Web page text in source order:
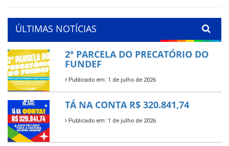
ÚLTIMAS NOTÍCIAS
2ª PARCELA DO PRECATÓRIO DO
FUNDEF
Publicado em: 1 de julho de 2026
TÁ NA CONTA R$ 320.841,74
Publicado em: 1 de julho de 2026